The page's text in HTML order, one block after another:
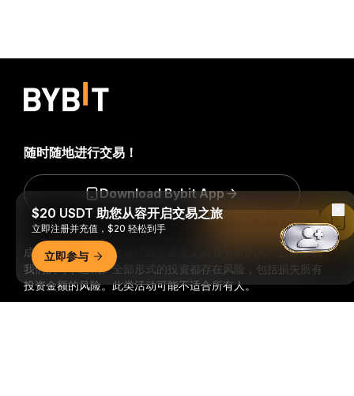
成为第一个获得加密货币世界重要见解和分析的人：立即申购
我们的时事通讯。全部形式的投资都存在风险，包括损失所有
投资金额的风险。此类活动可能不适合所有人。
随时随地进行交易！
Download Bybit App
$20 USDT 助您从容开启交易之旅
立即注册并充值，$20 轻松到手
立即参与
Read in Bybit App